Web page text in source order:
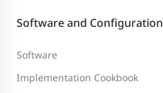
Software and Configuration
Software
Implementation Cookbook